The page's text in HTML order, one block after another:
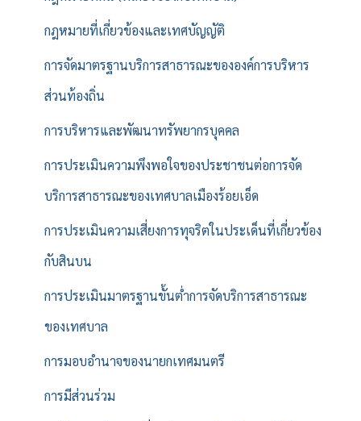
กฎหมายที่เกี่ยวข้องและเทศบัญญัติ
การจัดมาตรฐานบริการสาธารณะขององค์การบริหาร
ส่วนท้องถิ่น
การบริหารและพัฒนาทรัพยากรบุคคล
การประเมินความพึงพอใจของประชาชนต่อการจัด
บริการสาธารณะของเทศบาลเมืองร้อยเอ็ด
การประเมินความเสี่ยงการทุจริตในประเด็นที่เกี่ยวข้อง
กับสินบน
การประเมินมาตรฐานขั้นต่ำการจัดบริการสาธารณะ
ของเทศบาล
การมอบอำนาจของนายกเทศมนตรี
การมีส่วนร่วม